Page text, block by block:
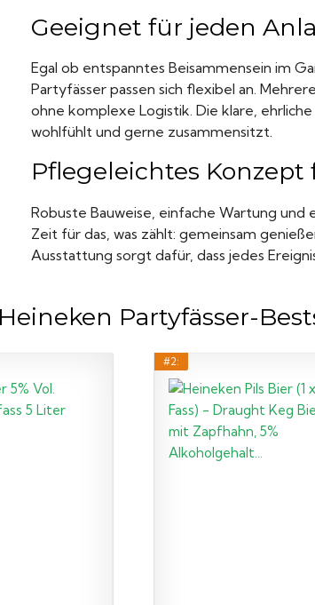
Geeignet für jeden
Egal ob entspanntes Beisammensein im
Partyfässer passen sich flexibel an.
ohne komplexe Logistik. Die klare,
wohlfühlt und gerne zusammensitzt.
Pflegeleichtes
Robuste Bauweise, einfache Wartung
Zeit für das, was zählt: gemeinsam
Ausstattung sorgt dafür, dass jedes
Partyfässer-
#2: